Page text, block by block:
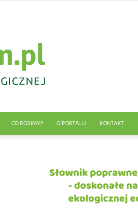
CO ROBIMY? O PORTALU KONTAKT